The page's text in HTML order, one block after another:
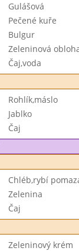
Gulášová
Pečené kuře
Bulgur
Zeleninová
Čaj,voda
Rohlík,máslo
Jablko
Čaj
Chléb,rybí
Zelenina
Čaj
Zeleninový krém